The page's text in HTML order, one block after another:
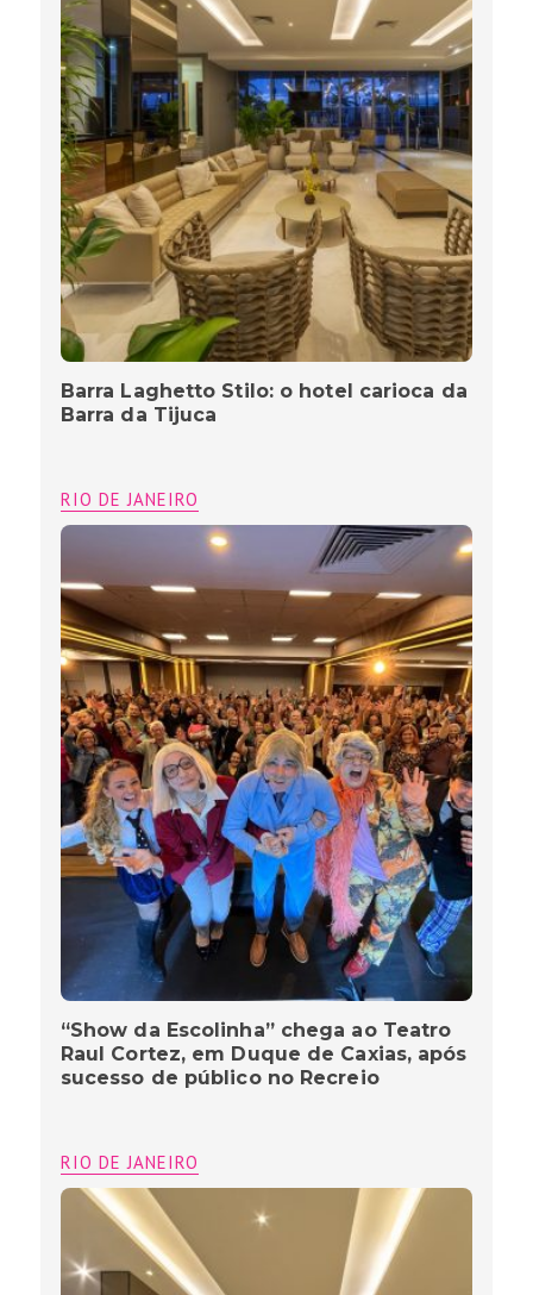
Barra Laghetto Stilo: o hotel carioca da
Barra da Tijuca
RIO DE JANEIRO
“Show da Escolinha” chega ao Teatro
Raul Cortez, em Duque de Caxias, após
sucesso de público no Recreio
RIO DE JANEIRO